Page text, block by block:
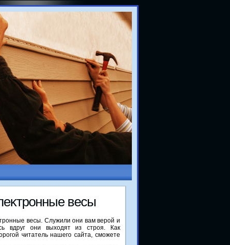
весы
весы. Служили они вам верой и
вдруг они выходят из строя. Как
читатель нашего сайта, сможете